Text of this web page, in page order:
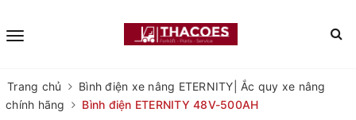
Trang chủ
Bình điện xe nâng ETERNITY| Ắc quy xe nâng
chính hãng
Bình điện ETERNITY 48V-500AH